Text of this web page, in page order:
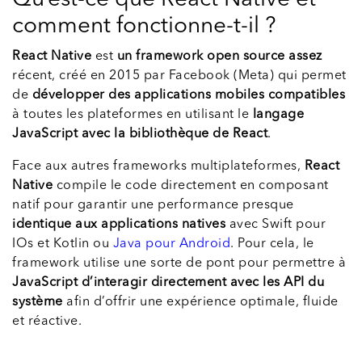
comment fonctionne-t-il ?
React Native est un framework open source assez
récent, créé en 2015 par Facebook (Meta) qui permet
de développer des applications mobiles compatibles
à toutes les plateformes en utilisant le
langage
JavaScript avec la bibliothèque de React.
Face aux autres frameworks multiplateformes, React
Native compile le code directement en composant
natif pour garantir une performance presque
identique aux applications natives avec Swift pour
IOs et Kotlin ou Java pour Android. Pour cela, le
framework utilise une sorte de pont pour permettre à
JavaScript d’interagir directement avec les API du
système afin d’offrir une expérience optimale, fluide
et réactive.